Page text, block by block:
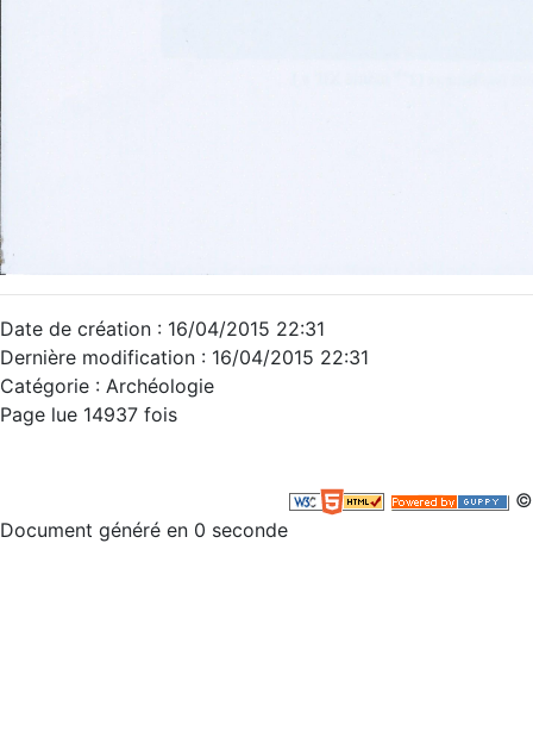
Date de création : 16/04/2015 22:31
Dernière modification : 16/04/2015 22:31
Catégorie : Archéologie
Page lue 14937 fois
©
Document généré en 0 seconde